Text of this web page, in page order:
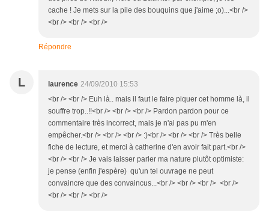
cache ! Je mets sur la pile des bouquins que j'aime ;o)...<br />
<br /> <br /> <br />
Répondre
L laurence 24/09/2010 15:53
<br /> <br /> Euh là.. mais il faut le faire piquer cet homme là, il
souffre trop..!!<br /> <br /> <br /> Pardon pardon pour ce
commentaire très incorrect, mais je n'ai pas pu m'en
empêcher.<br /> <br /> <br /> :)<br /> <br /> <br /> Très belle
fiche de lecture, et merci à catherine d'en avoir fait part.<br />
<br /> <br /> Je vais laisser parler ma nature plutôt optimiste:
je pense (enfin j'espère) qu'un tel ouvrage ne peut
convaincre que des convaincus...<br /> <br /> <br /> <br />
<br /> <br /> <br />